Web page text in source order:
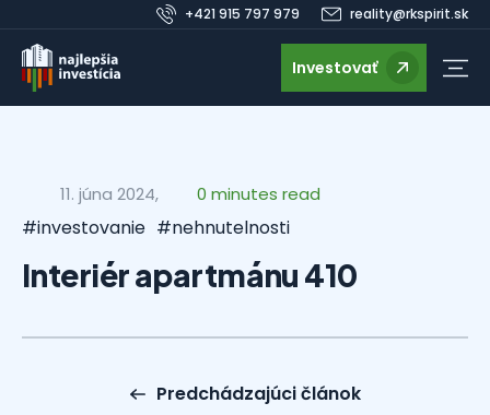
+421 915 797 979 reality@rkspirit.sk
Investovať
11. júna 2024, 0 minutes read
#investovanie #nehnutelnosti
Interiér apartmánu 410
Predchádzajúci článok